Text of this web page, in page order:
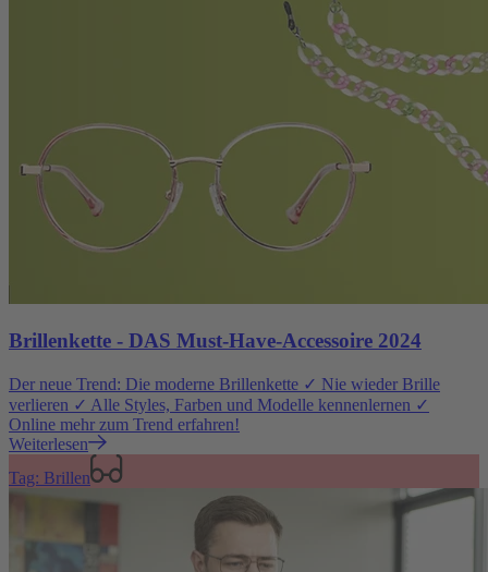
Brillenkette - DAS Must-Have-Accessoire 2024
Der neue Trend: Die moderne Brillenkette ✓ Nie wieder Brille
verlieren ✓ Alle Styles, Farben und Modelle kennenlernen ✓
Online mehr zum Trend erfahren!
Weiterlesen
Tag: Brillen